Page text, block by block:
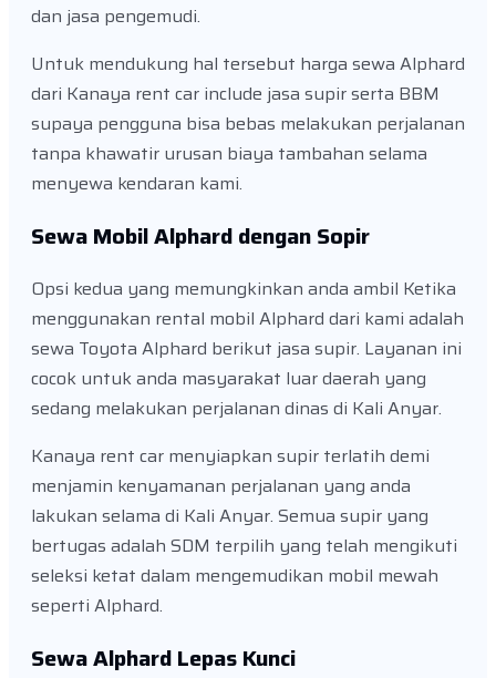
dan jasa pengemudi.
Untuk mendukung hal tersebut harga sewa Alphard
dari Kanaya rent car include jasa supir serta BBM
supaya pengguna bisa bebas melakukan perjalanan
tanpa khawatir urusan biaya tambahan selama
menyewa kendaran kami.
Sewa Mobil Alphard dengan Sopir
Opsi kedua yang memungkinkan anda ambil Ketika
menggunakan rental mobil Alphard dari kami adalah
sewa Toyota Alphard berikut jasa supir. Layanan ini
cocok untuk anda masyarakat luar daerah yang
sedang melakukan perjalanan dinas di Kali Anyar.
Kanaya rent car menyiapkan supir terlatih demi
menjamin kenyamanan perjalanan yang anda
lakukan selama di Kali Anyar. Semua supir yang
bertugas adalah SDM terpilih yang telah mengikuti
seleksi ketat dalam mengemudikan mobil mewah
seperti Alphard.
Sewa Alphard Lepas Kunci